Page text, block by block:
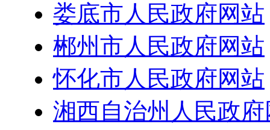
娄底市人民政府网站
郴州市人民政府网站
怀化市人民政府网站
湘西自治州人民政